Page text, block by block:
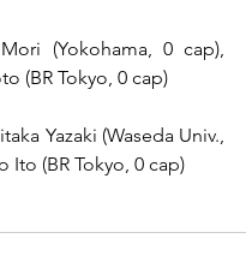
(Yokohama, 0 cap),
(BR Tokyo, 0 cap)
Yazaki (Waseda Univ.,
Ito (BR Tokyo, 0 cap)